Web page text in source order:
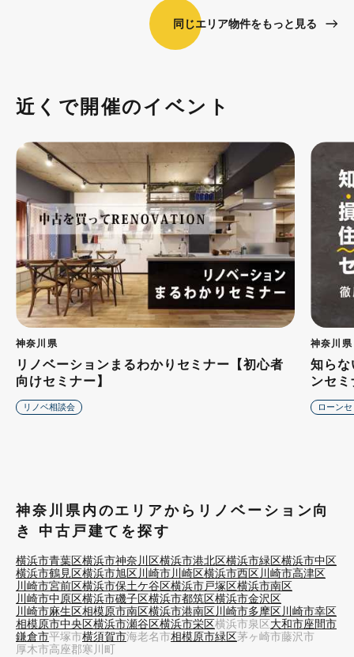
同じエリア物件をもっと見る
近くで開催のイベント
神奈川県
リノベーションまるわかりセミナー【初心者
向けセミナー】
リノベ相談会
神奈川県
知らな
ンセ
ローン
神奈川県内のエリアからリノベーション向
き 中古戸建てを探す
横浜市青葉区横浜市神奈川区横浜市港北区横浜市緑区横浜市中区
横浜市鶴見区横浜市旭区川崎市川崎区横浜市西区川崎市高津区
川崎市宮前区横浜市保土ケ谷区横浜市戸塚区横浜市南区
川崎市中原区横浜市磯子区横浜市都筑区横浜市金沢区
川崎市麻生区相模原市南区横浜市港南区川崎市多摩区川崎市幸区
相模原市中央区横浜市瀬谷区横浜市栄区横浜市泉区大和市座間市
鎌倉市平塚市横須賀市海老名市相模原市緑区茅ヶ崎市藤沢市
厚木市高座郡寒川町